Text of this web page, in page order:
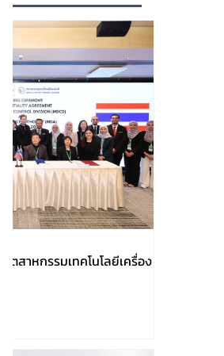
อุตสาหกรรมเทคโนโลยีเครื่อง